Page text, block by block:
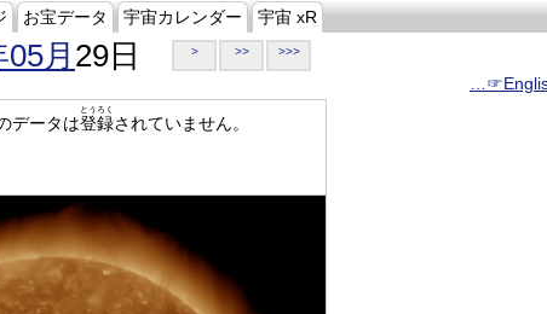
お宝データ 宇宙カレンダー 宇宙 xR
月 29日 > >> >>>
データは登録
とうろく
されていません。